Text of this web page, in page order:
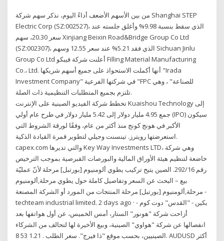
من بين الأسهم الأضعف أداءً اليوم، نذكر سهم شركة Shanghai STEP
Electric Corp (SZ:002527)، الذي سقط بنسبة 9.98% وأغلق جلسته عند
سعر 20.30، سهم Xinjiang Beixin Road&Bridge Group Co Ltd
(SZ:002307)، الذي فقد 5.21% عند سعر 12.55 وسهم Sichuan Jinlu
Group Co Ltd أعلنت شركة فيبكو Filling Material Manufacturing
Co.، Ltd. أنها أكملت الاستحواذ على جميع أسهم شريكها "Irada
Investment Company" في شركتها الفرعية "FPC للصناعة" ، وهي
تلتزم بجميع المتطلبات التنظيمية ذات الصلة.
تخطط شركة الفيديو الصينية على الإنترنت Kuaishou Technology إلى
جمع 4.95 مليار دولار إلى 5.42 مليار دولار في طرح عام أولي (IPO) سيكون
الأكبر في هونج كونج منذ أكثر من عام، وفقًا لورقة الشروط التي
استعرضتها رويترز. تينسنت وجيلي لتطوير قمرة القيادة الذكية.
capex.com والتي تديرها Key Way Investments LTD، وهي شركة
خاضعة لتنظيم هيئة الأوراق المالية والبورصات القبرصية بموجب الترخيص
رقم 292/16. الصين يتيح تركيب يطوي ألومنيوم [بورتبل] مرحلة لأنّ عمليّة
بيع – البحث عن السعر وتفاصيل كاملة حول يطوي مرحلة,ألومنيوم
مرحلة,ألومنيوم [بورتبل] مرحلة المنتجات من المورد أو الشركة المصنعة -
techteam industrial limited. 2 days ago · بكين - "القدس" دوت كوم -
أزاحت شركة "هونور" الستار، أمس الخميس، عن أول هواتفها بعد
انفصالها عن شركة "هواوي" الصينية، وبيع الأخيرة لها لتحالف من الشركاء
الصينيين، بحسب موقع "ذا فيرج". سعر الطلب . 1.21 53 8. AUDUSD أكثر